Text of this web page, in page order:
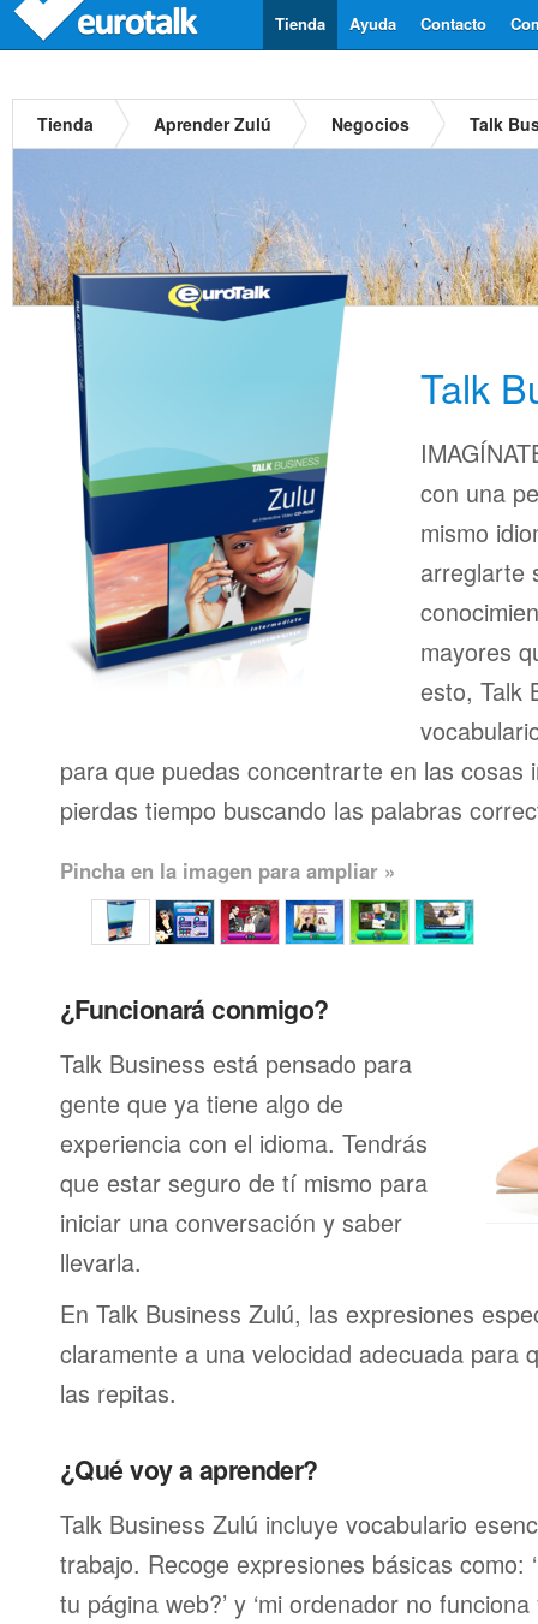
Contacto
Ayuda
Tienda
Tienda Aprender Zulú Negocios Talk
Talk
con una
mismo
arreglarte
mayores
esto, Talk
para que puedas concentrarte en las cosas
pierdas tiempo buscando las palabras
Pincha en la imagen para ampliar »
¿Funcionará conmigo?
Talk Business está pensado para
gente que ya tiene algo de
experiencia con el idioma. Tendrás
que estar seguro de tí mismo para
iniciar una conversación y saber
llevarla.
En Talk Business Zulú, las expresiones
claramente a una velocidad adecuada para
las repitas.
¿Qué voy a aprender?
Talk Business Zulú incluye vocabulario
trabajo. Recoge expresiones básicas como:
tu página web?’ y ‘mi ordenador no